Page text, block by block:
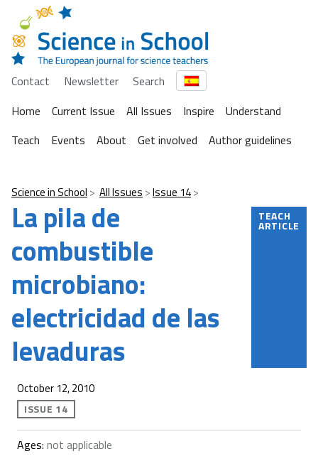
Contact Newsletter
Search
Home
Current Issue All Issues Inspire
Understand
Teach
Events About Get involved Author guidelines
Science in School All Issues Issue 14
La pila de
combustible
microbiano:
electricidad de las
levaduras
TEACH
ARTICLE
October 12, 2010
ISSUE 14
Ages: not applicable